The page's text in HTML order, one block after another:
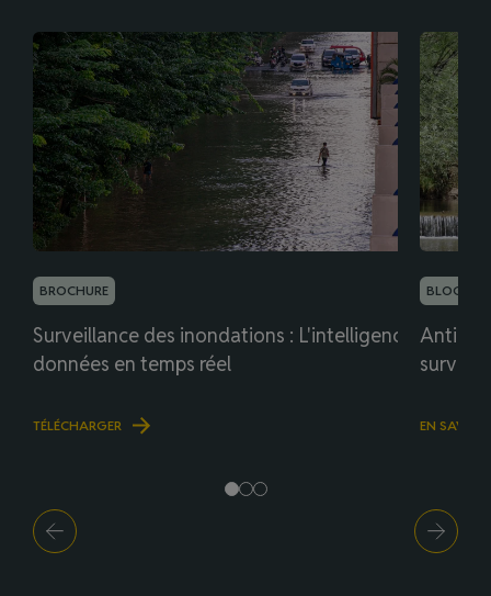
BROCHURE
Surveillance des inondations : L'intelligence des
données en temps réel
TÉLÉCHARGER
BLOG
EN SAVOIR